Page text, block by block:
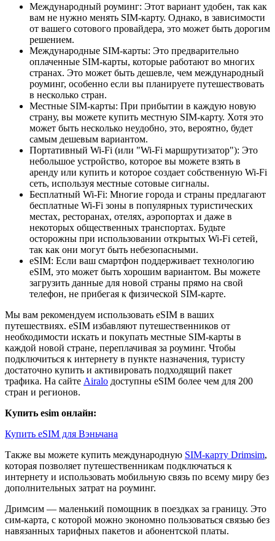
Международный роуминг: Этот вариант удобен, так как
вам не нужно менять SIM-карту. Однако, в зависимости
от вашего сотового провайдера, это может быть дорогим
решением.
Международные SIM-карты: Это предварительно
оплаченные SIM-карты, которые работают во многих
странах. Это может быть дешевле, чем международный
роуминг, особенно если вы планируете путешествовать
в несколько стран.
Местные SIM-карты: При прибытии в каждую новую
страну, вы можете купить местную SIM-карту. Хотя это
может быть несколько неудобно, это, вероятно, будет
самым дешевым вариантом.
Портативный Wi-Fi (или "Wi-Fi маршрутизатор"): Это
небольшое устройство, которое вы можете взять в
аренду или купить и которое создает собственную Wi-Fi
сеть, используя местные сотовые сигналы.
Бесплатный Wi-Fi: Многие города и страны предлагают
бесплатные Wi-Fi зоны в популярных туристических
местах, ресторанах, отелях, аэропортах и даже в
некоторых общественных транспортах. Будьте
осторожны при использовании открытых Wi-Fi сетей,
так как они могут быть небезопасными.
eSIM: Если ваш смартфон поддерживает технологию
eSIM, это может быть хорошим вариантом. Вы можете
загрузить данные для новой страны прямо на свой
телефон, не прибегая к физической SIM-карте.
Мы вам рекомендуем использовать eSIM в ваших
путешествиях. eSIM избавляют путешественников от
необходимости искать и покупать местные SIM-карты в
каждой новой стране, переплачивая за роуминг. Чтобы
подключиться к интернету в пункте назначения, туристу
достаточно купить и активировать подходящий пакет
трафика. На сайте Airalo доступны eSIM более чем для 200
стран и регионов.
Купить esim онлайн:
Купить eSIM для Вэньчана
Также вы можете купить международную SIM-карту Drimsim,
которая позволяет путешественникам подключаться к
интернету и использовать мобильную связь по всему миру без
дополнительных затрат на роуминг.
Дримсим — маленький помощник в поездках за границу. Это
сим-карта, с которой можно экономно пользоваться связью без
навязанных тарифных пакетов и абонентской платы.